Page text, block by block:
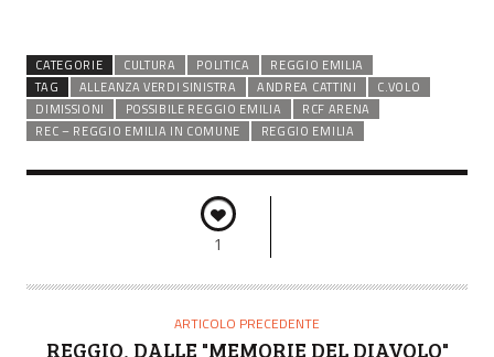
CATEGORIE CULTURA POLITICA
REGGIO EMILIA
TAG
ALLEANZA VERDI SINISTRA ANDREA CATTINI
C.VOLO
DIMISSIONI
POSSIBILE REGGIO EMILIA
RCF ARENA
REC – REGGIO EMILIA IN COMUNE
REGGIO EMILIA
1
ARTICOLO PRECEDENTE
REGGIO, DALLE "MEMORIE DEL DIAVOLO"